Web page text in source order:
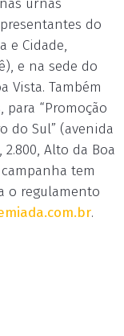
urnas
do
e Cidade,
e na sede do
Vista. Também
para “Promoção
do Sul” (avenida
Alto da Boa
campanha tem
o regulamento
.